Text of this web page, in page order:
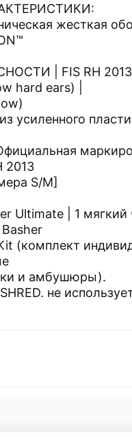
жесткая
| FIS RH 2013 |
hard ears) |
2013
S/M]
Ultimate | 1 мягкий
(комплект
и амбушюры).
не